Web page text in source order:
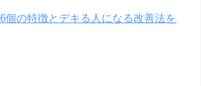
個の特徴とデキる人になる改善法を